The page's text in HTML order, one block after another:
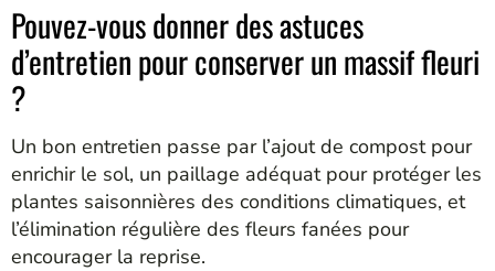
Pouvez-vous donner des astuces
d’entretien pour conserver un massif fleuri
?
Un bon entretien passe par l’ajout de compost pour
enrichir le sol, un paillage adéquat pour protéger les
plantes saisonnières des conditions climatiques, et
l’élimination régulière des fleurs fanées pour
encourager la reprise.